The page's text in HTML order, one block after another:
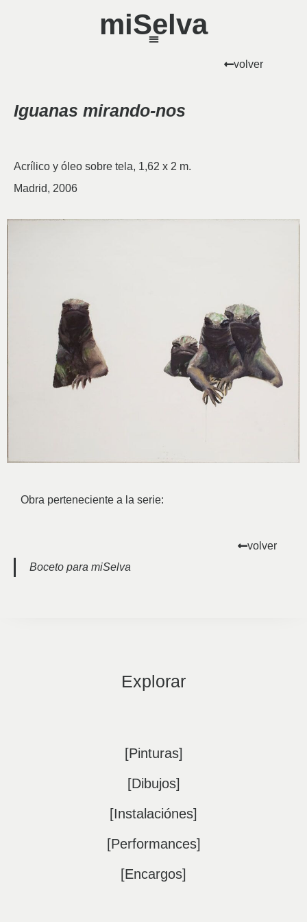
miSelva
volver
Iguanas mirando-nos
Acrílico y óleo sobre tela, 1,62 x 2 m.
Madrid, 2006
Obra perteneciente a la serie:
Boceto para miSelva
volver
Explorar
[Pinturas]
[Dibujos]
[Instalaciónes]
[Performances]
[Encargos]